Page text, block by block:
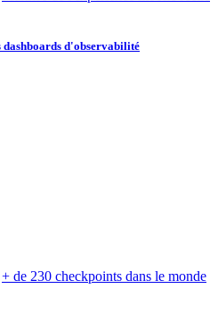
dashboards d'observabilité
+ de 230 checkpoints dans le monde